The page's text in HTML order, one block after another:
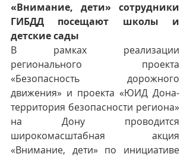
«Внимание, дети» сотрудники
ГИБДД посещают школы и
детские сады
В рамках реализации
регионального проекта
«Безопасность дорожного
движения» и проекта «ЮИД Дона-
территория безопасности региона»
на Дону проводится
широкомасштабная акция
«Внимание, дети» по инициативе